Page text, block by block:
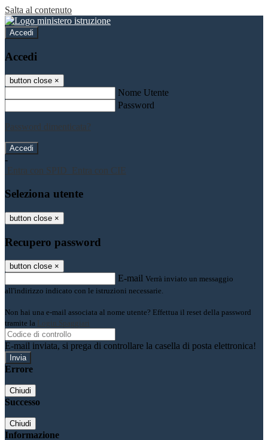
Salta al contenuto
Accedi
Accedi
button close ×
Nome Utente
Password
Password dimenticata?
-
Entra con SPID
Entra con CIE
Seleziona utente
button close ×
Recupero password
button close ×
E-mail Verrà inviato un messaggio
all'indirizzo indicato con le istruzioni necessarie.
Non hai una e-mail associata al nome utente? Effettua il reset della password
tramite la Login Spaggiari
E-mail inviata, si prega di controllare la casella di posta elettronica!
Errore
Chiudi
Successo
Chiudi
Informazione